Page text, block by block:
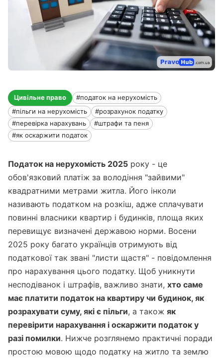
Цивільне право
#податок на нерухомість
#пільги на нерухомість
#розрахунок податку
#перевірка нарахувань
#штрафи та пеня
#як оскаржити податок
Податок на нерухомість 2025 року - це
обов'язковий платіж за володіння "зайвими"
квадратними метрами житла. Його інколи
називають податком на розкіш, адже сплачувати
повинні власники квартир і будинків, площа яких
перевищує визначені державою норми. Восени
2025 року багато українців отримують від
податкової так звані "листи щастя" - повідомлення
про нарахування цього податку. Щоб уникнути
несподіванок і штрафів, важливо знати, хто саме
має платити податок на квартиру чи будинок, як
розрахувати суму, які є пільги, а також як
перевірити нарахування і оскаржити податок у
разі помилки. Нижче розглянемо практичні поради
простою мовою щодо податку на житло та землю